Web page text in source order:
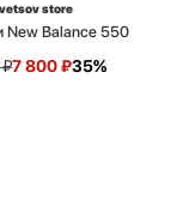
store
New Balance 550
₽7 800₽35%